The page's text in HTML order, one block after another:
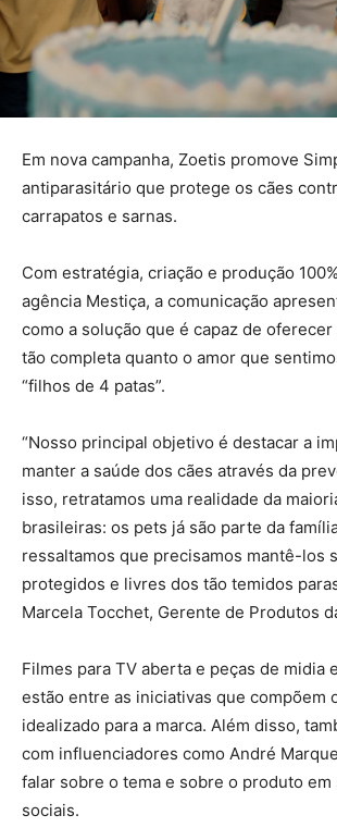
Em nova campanha, Zoetis promove
antiparasitário que protege os cães
carrapatos e sarnas.
Com estratégia, criação e produção
agência Mestiça, a comunicação
como a solução que é capaz de
tão completa quanto o amor que
“filhos de 4 patas”.
“Nosso principal objetivo é destacar a
manter a saúde dos cães através da
isso, retratamos uma realidade da
brasileiras: os pets já são parte da
ressaltamos que precisamos mantê-los
protegidos e livres dos tão temidos
Marcela Tocchet, Gerente de Produtos
Filmes para TV aberta e peças de midia
estão entre as iniciativas que compõem
idealizado para a marca. Além disso,
com influenciadores como André
falar sobre o tema e sobre o produto em
sociais.